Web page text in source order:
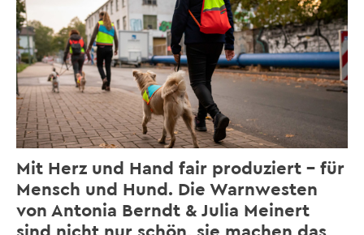
Mit Herz und Hand fair produziert – für
Mensch und Hund. Die Warnwesten
von Antonia Berndt & Julia Meinert
sind nicht nur schön, sie machen das